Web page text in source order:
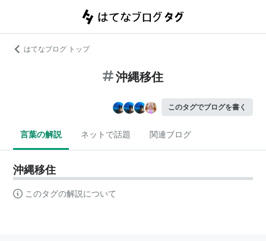
はてなブログ トップ
沖縄移住
このタグでブログを書く
言葉の解説 ネットで話題 関連ブログ
沖縄移住
このタグの解説について